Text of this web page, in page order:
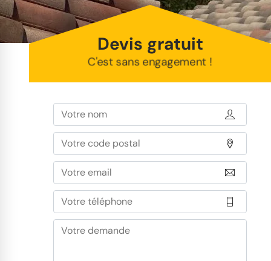
Devis gratuit
C'est sans engagement !